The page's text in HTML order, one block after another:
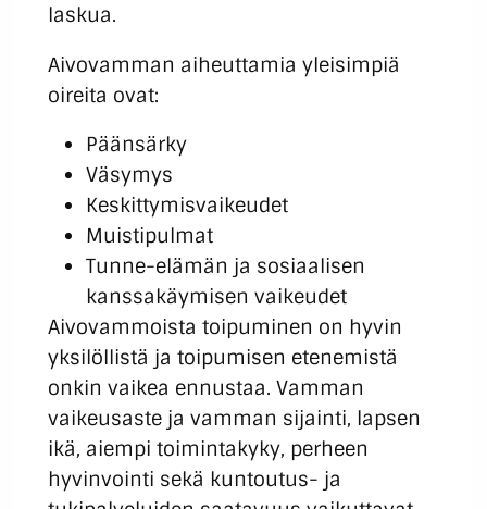
laskua.
Aivovamman aiheuttamia yleisimpiä
oireita ovat:
Päänsärky
Väsymys
Keskittymisvaikeudet
Muistipulmat
Tunne-elämän ja sosiaalisen
kanssakäymisen vaikeudet
Aivovammoista toipuminen on hyvin
yksilöllistä ja toipumisen etenemistä
onkin vaikea ennustaa. Vamman
vaikeusaste ja vamman sijainti, lapsen
ikä, aiempi toimintakyky, perheen
hyvinvointi sekä kuntoutus- ja